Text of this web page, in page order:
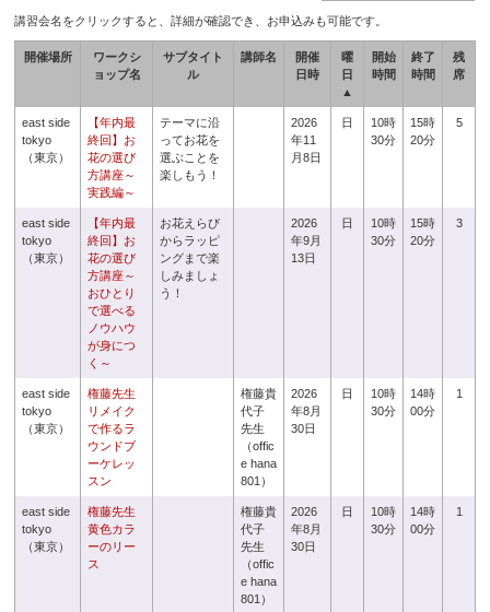
講習会名をクリックすると、詳細が確認でき、お申込みも可能です。
開催場所
ワークシ
ョップ名
サブタイト
ル
講師名
開催
日時
曜
日
▲
開始
時間
終了
時間
残
席
east side
tokyo
（東京）
【年内最
終回】お
花の選び
方講座～
実践編～
テーマに沿
ってお花を
選ぶことを
楽しもう！
2026
年11
月8日
日
10時
30分
15時
20分
5
east side
tokyo
（東京）
【年内最
終回】お
花の選び
方講座～
おひとり
で選べる
ノウハウ
が身につ
く～
お花えらび
からラッピ
ングまで楽
しみましょ
う！
2026
年9月
13日
日
10時
30分
15時
20分
3
east side
tokyo
（東京）
権藤先生
リメイク
で作るラ
ウンドブ
ーケレッ
スン
権藤貴
代子
先生
（offic
e hana
801）
2026
年8月
30日
日
10時
30分
14時
00分
1
east side
tokyo
（東京）
権藤先生
黄色カラ
ーのリー
ス
権藤貴
代子
先生
（offic
e hana
801）
2026
年8月
30日
日
10時
30分
14時
00分
1